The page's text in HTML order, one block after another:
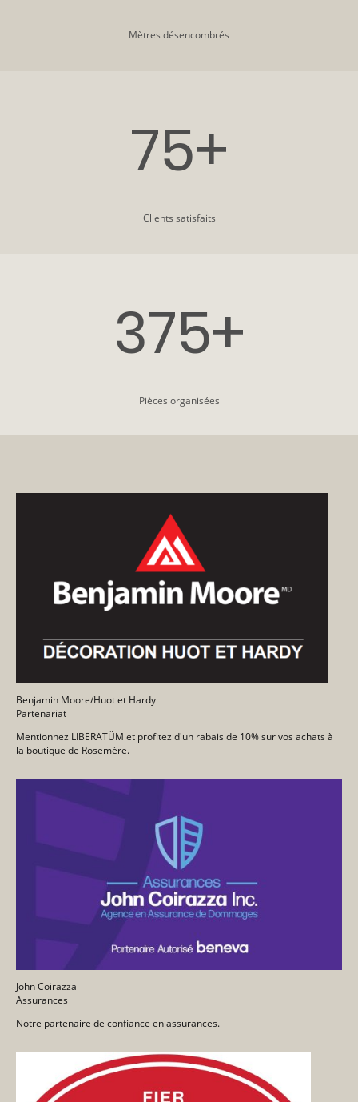
Mètres désencombrés
75+
Clients satisfaits
375+
Pièces organisées
Benjamin Moore/Huot et Hardy
Partenariat
Mentionnez LIBERATÜM et profitez d'un rabais de 10% sur vos achats à
la boutique de Rosemère.
John Coirazza
Assurances
Notre partenaire de confiance en assurances.